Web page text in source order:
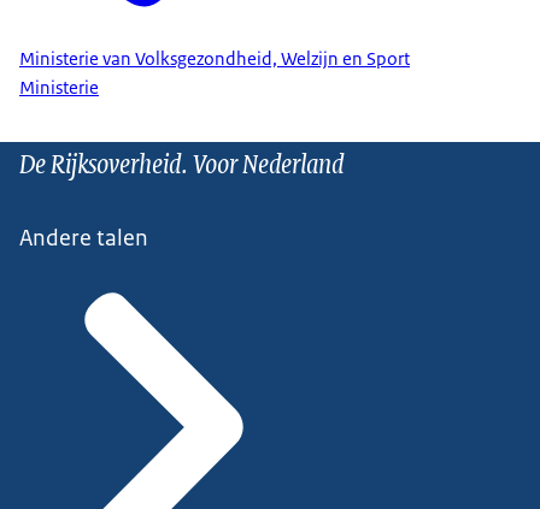
Ministerie van Volksgezondheid, Welzijn en Sport
Ministerie
De Rijksoverheid. Voor Nederland
Andere talen